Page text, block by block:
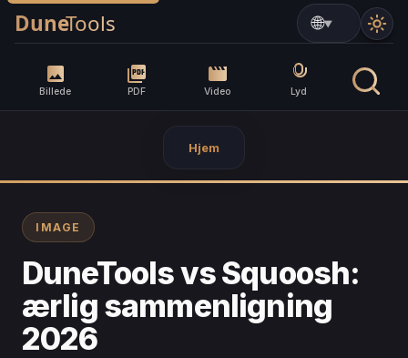
Billede PDF Video Lyd
▼
Hjem
IMAGE
DuneTools vs Squoosh:
ærlig sammenligning
2026